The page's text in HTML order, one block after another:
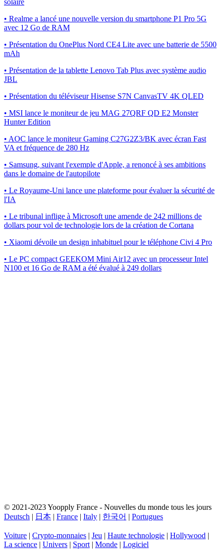
• Realme a lancé une nouvelle version du smartphone P1 Pro 5G
avec 12 Go de RAM
• Présentation du OnePlus Nord CE4 Lite avec une batterie de 5500
mAh
• Présentation de la tablette Lenovo Tab Plus avec système audio
JBL
• Présentation du téléviseur Hisense S7N CanvasTV 4K QLED
• MSI lance le moniteur de jeu MAG 27QRF QD E2 Monster
Hunter Edition
• AOC lance le moniteur Gaming C27G2Z3/BK avec écran Fast
VA et fréquence de 280 Hz
• Samsung, suivant l'exemple d'Apple, a renoncé à ses ambitions
dans le domaine de l'autopilote
• Le Royaume-Uni lance une plateforme pour évaluer la sécurité de
l'IA
• Le tribunal inflige à Microsoft une amende de 242 millions de
dollars pour vol de technologie lors de la création de Cortana
• Xiaomi dévoile un design inhabituel pour le téléphone Civi 4 Pro
• Le PC compact GEEKOM Mini Air12 avec un processeur Intel
N100 et 16 Go de RAM a été évalué à 249 dollars
© 2021-2023 Yoopply France - Nouvelles du monde tous les jours
Deutsch | 日本 | France | Italy | 한국어 | Portugues
Voiture | Crypto-monnaies | Jeu | Haute technologie | Hollywood |
La science | Univers | Sport | Monde | Logiciel